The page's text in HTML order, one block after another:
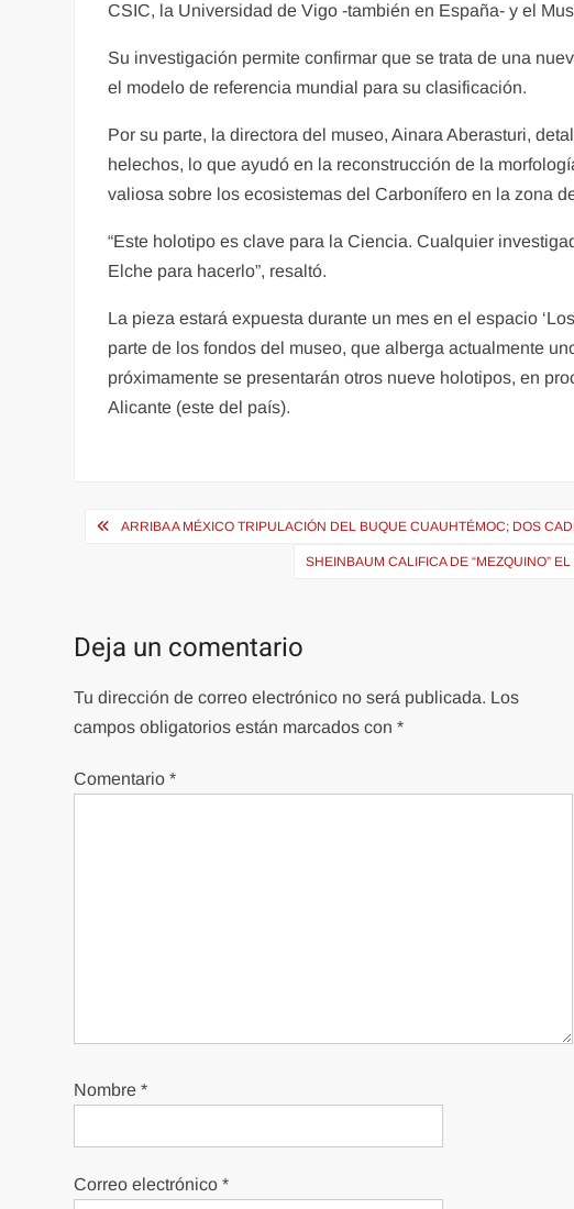
CSIC, la Universidad de Vigo -también en España- y el
Su investigación permite confirmar que se trata de una
el modelo de referencia mundial para su clasificación.
Por su parte, la directora del museo, Ainara Aberasturi,
helechos, lo que ayudó en la reconstrucción de la
valiosa sobre los ecosistemas del Carbonífero en la zona
“Este holotipo es clave para la Ciencia. Cualquier
Elche para hacerlo”, resaltó.
La pieza estará expuesta durante un mes en el espacio
parte de los fondos del museo, que alberga actualmente
próximamente se presentarán otros nueve holotipos, en
Alicante (este del país).
Navegación
ARRIBA A MÉXICO TRIPULACIÓN DEL BUQUE CUAUHTÉMOC; DOS
SHEINBAUM CALIFICA DE “MEZQUINO”
Deja un comentario
Tu dirección de correo electrónico no será publicada. Los
campos obligatorios están marcados con*
Comentario*
Nombre*
Correo electrónico*